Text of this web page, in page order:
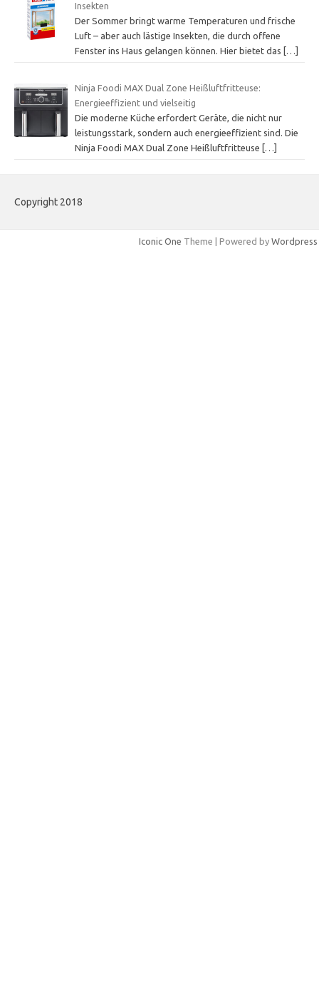
Insekten
Der Sommer bringt warme Temperaturen und frische
Luft – aber auch lästige Insekten, die durch offene
Fenster ins Haus gelangen können. Hier bietet das
[…]
Ninja Foodi MAX Dual Zone Heißluftfritteuse:
Energieeffizient und vielseitig
Die moderne Küche erfordert Geräte, die nicht nur
leistungsstark, sondern auch energieeffizient sind. Die
Ninja Foodi MAX Dual Zone Heißluftfritteuse
[…]
Copyright 2018
Iconic One Theme | Powered by Wordpress